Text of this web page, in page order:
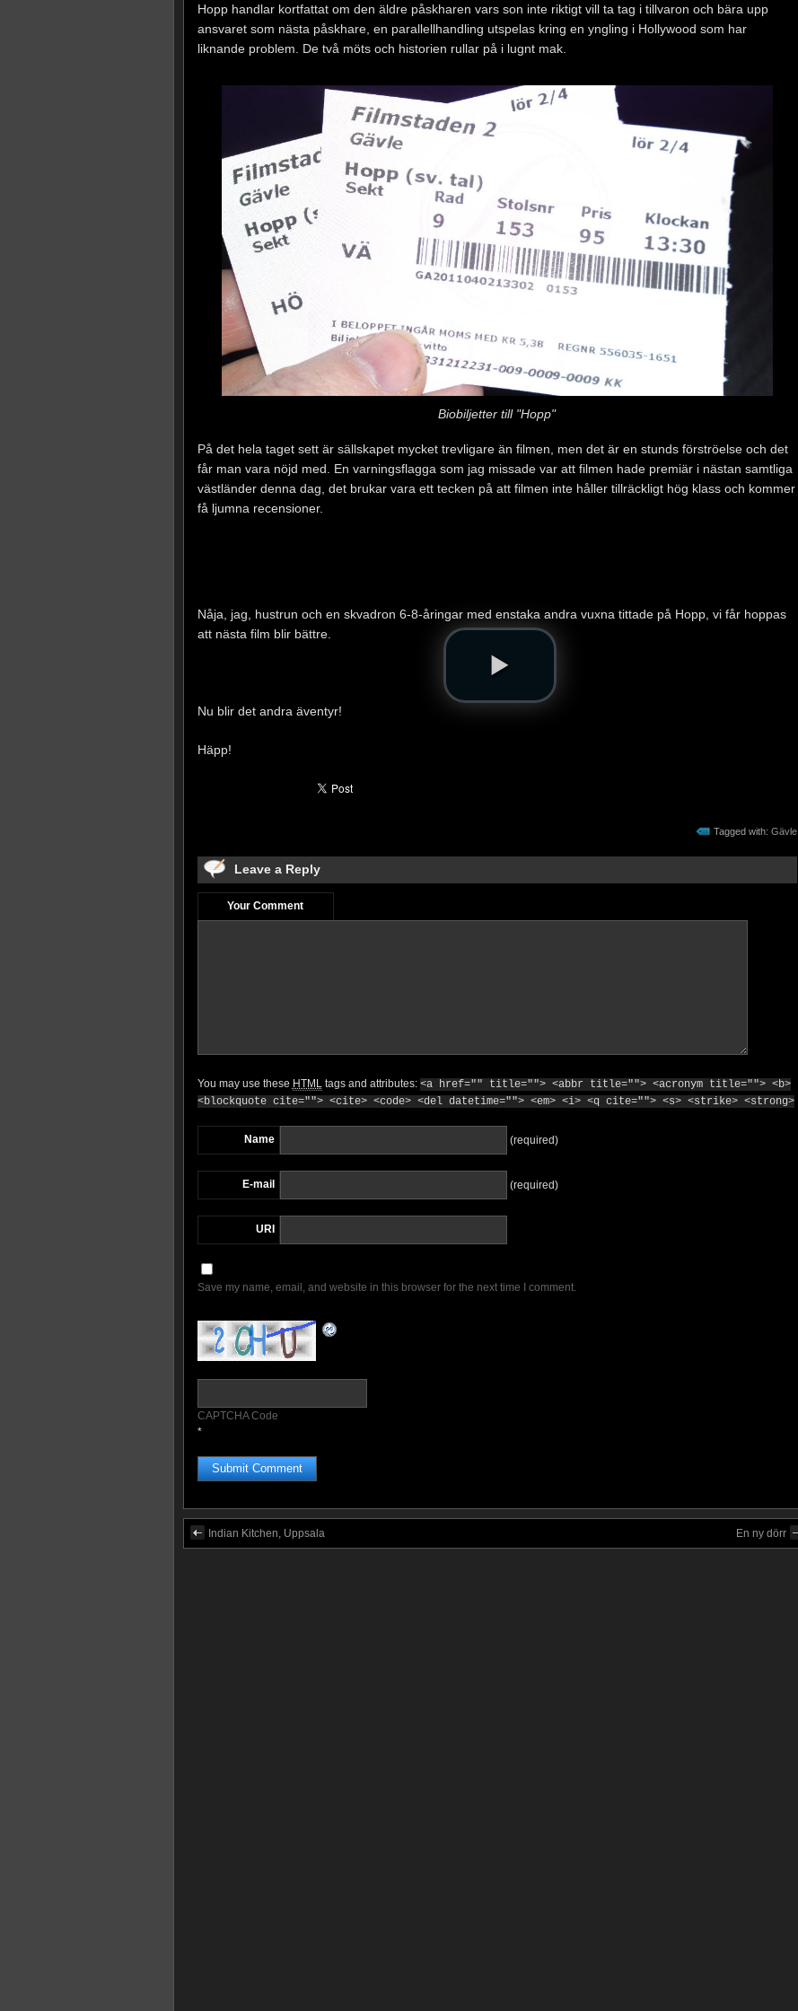
Hopp handlar kortfattat om den äldre påskharen vars son inte riktigt vill ta tag i tillvaron och bära upp
ansvaret som nästa påskhare, en parallellhandling utspelas kring en yngling i Hollywood som har
liknande problem. De två möts och historien rullar på i lugnt mak.
Biobiljetter till "Hopp"
På det hela taget sett är sällskapet mycket trevligare än filmen, men det är en stunds förströelse och det
får man vara nöjd med. En varningsflagga som jag missade var att filmen hade premiär i nästan samtliga
västländer denna dag, det brukar vara ett tecken på att filmen inte håller tillräckligt hög klass och kommer
få ljumna recensioner.
Nåja, jag, hustrun och en skvadron 6-8-åringar med enstaka andra vuxna tittade på Hopp, vi får hoppas
att nästa film blir bättre.
Nu blir det andra äventyr!
Häpp!
Tagged with: Gävle
Leave a Reply
Your Comment
You may use these HTMLtags and attributes: <a href="" title=""> <abbr title=""> <acronym title=""> <b>
<blockquote cite=""> <cite> <code> <del datetime=""> <em> <i> <q cite=""> <s> <strike> <strong>
Name (required)
E-mail (required)
URI
Save my name, email, and website in this browser for the next time I comment.
CAPTCHA Code
*
Indian Kitchen, Uppsala En ny dörr